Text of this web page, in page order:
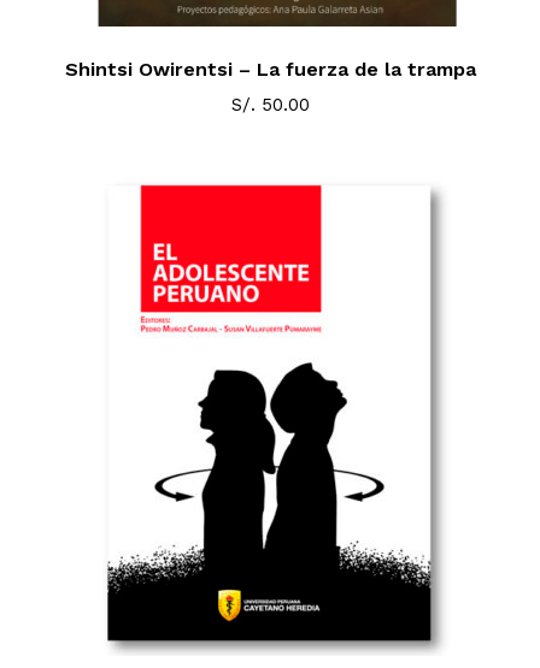
Shintsi Owirentsi – La fuerza de la trampa
S/. 50.00